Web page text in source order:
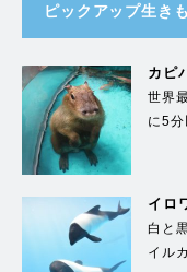
ピックアップ生き
カピ
世界
に5
イロ
白と
イル